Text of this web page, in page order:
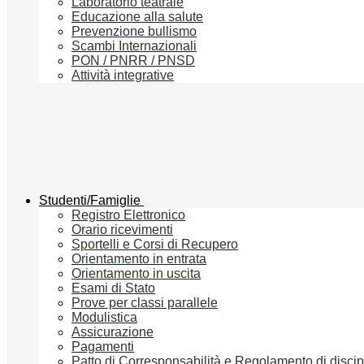
Educazione alla salute
Prevenzione bullismo
Scambi Internazionali
PON / PNRR / PNSD
Attività integrative
Studenti/Famiglie
Registro Elettronico
Orario ricevimenti
Sportelli e Corsi di Recupero
Orientamento in entrata
Orientamento in uscita
Esami di Stato
Prove per classi parallele
Modulistica
Assicurazione
Pagamenti